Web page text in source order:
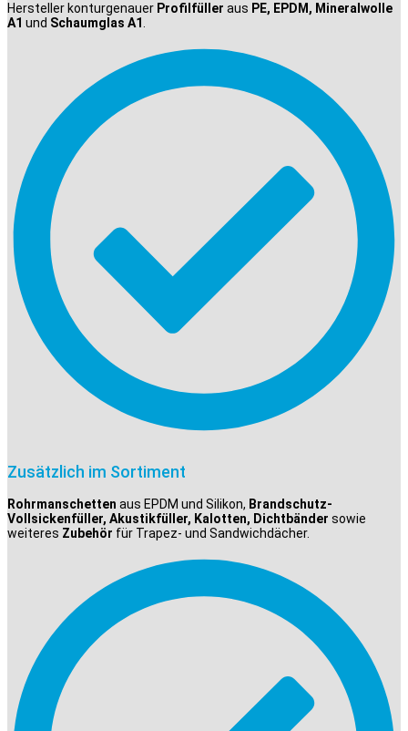
Hersteller konturgenauer Profilfüller aus PE, EPDM, Mineralwolle
A1 und Schaumglas A1.
Zusätzlich im Sortiment
Rohrmanschetten aus EPDM und Silikon, Brandschutz-
Vollsickenfüller, Akustikfüller, Kalotten, Dichtbänder sowie
weiteres Zubehör für Trapez- und Sandwichdächer.